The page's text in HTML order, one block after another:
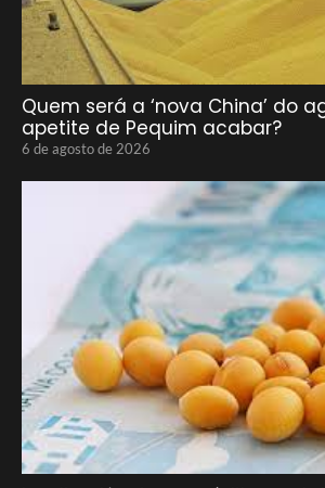
Quem será a ‘nova China’ do
apetite de Pequim acabar?
6 de agosto de 2026